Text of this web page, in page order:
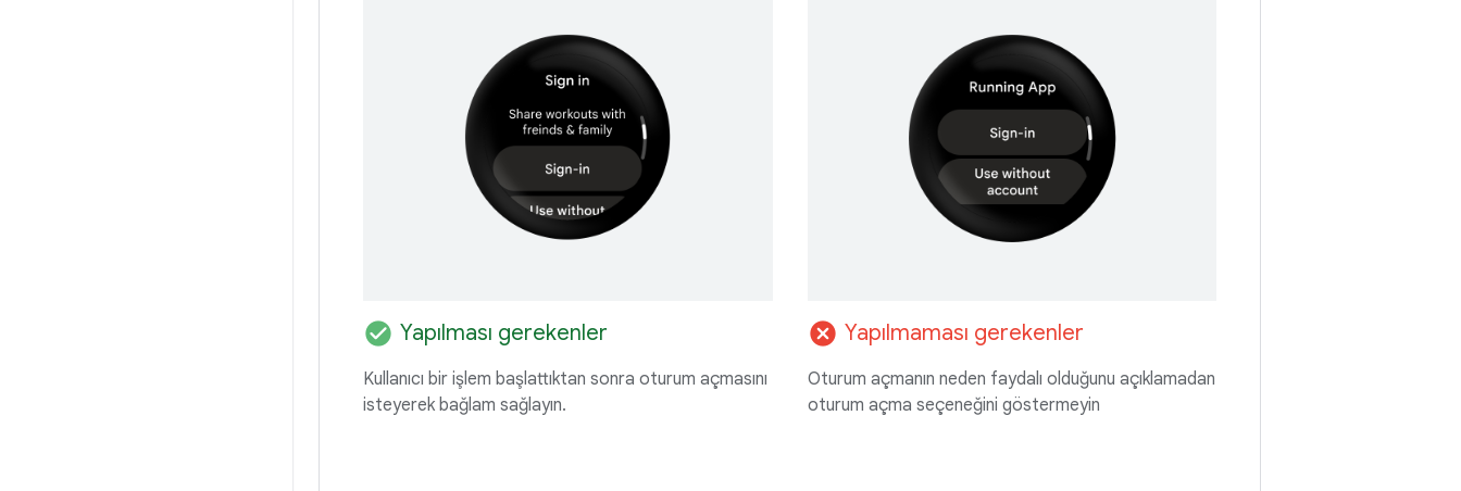
check_circle Yapılması gerekenler
Kullanıcı bir işlem başlattıktan sonra oturum açmasını
isteyerek bağlam sağlayın.
cancel Yapılmaması gerekenler
Oturum açmanın neden faydalı olduğunu açıklamadan
oturum açma seçeneğini göstermeyin